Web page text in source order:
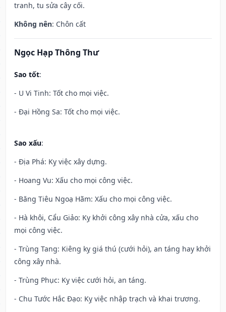
tranh, tu sửa cây cối.
Không nên: Chôn cất
Ngọc Hạp Thông Thư
Sao tốt:
- U Vi Tinh: Tốt cho mọi việc.
- Đại Hồng Sa: Tốt cho mọi việc.
Sao xấu:
- Địa Phá: Kỵ việc xây dựng.
- Hoang Vu: Xấu cho mọi công việc.
- Băng Tiêu Ngoạ Hãm: Xấu cho mọi công việc.
- Hà khôi, Cẩu Giảo: Kỵ khởi công xây nhà cửa, xấu cho
mọi công việc.
- Trùng Tang: Kiêng kỵ giá thú (cưới hỏi), an táng hay khởi
công xây nhà.
- Trùng Phục: Kỵ việc cưới hỏi, an táng.
- Chu Tước Hắc Đạo: Kỵ việc nhập trạch và khai trương.